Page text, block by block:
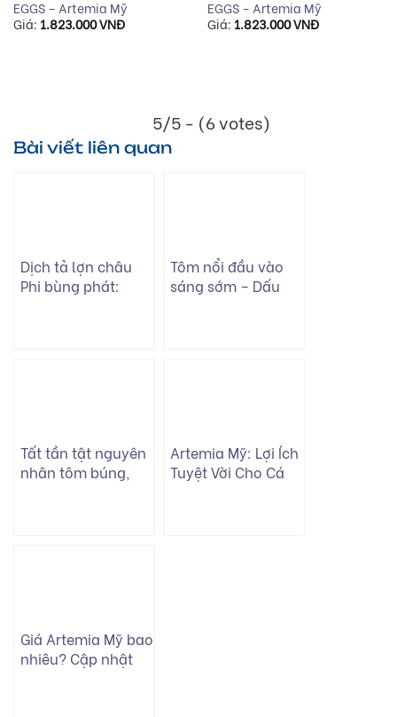
EGGS – Artemia Mỹ
Giá: 1.823.000VNĐ
EGGS – Artemia Mỹ
Giá: 1.823.000VNĐ
5/5 - (6 votes)
Bài viết liên quan
Dịch tả lợn châu
Phi bùng phát:
Tôm nổi đầu vào
sáng sớm – Dấu
Tất tần tật nguyên
nhân tôm búng,
Artemia Mỹ: Lợi Ích
Tuyệt Vời Cho Cá
Giá Artemia Mỹ bao
nhiêu? Cập nhật